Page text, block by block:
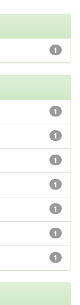
1
1
1
1
1
1
1
1